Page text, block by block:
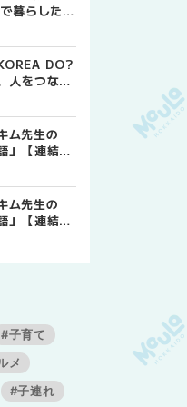
暮らした
出した、
DO?
人をつなぐ
ム先生の
」【連結語
ム先生の
」【連結語
#子育て
メ
#子連れ